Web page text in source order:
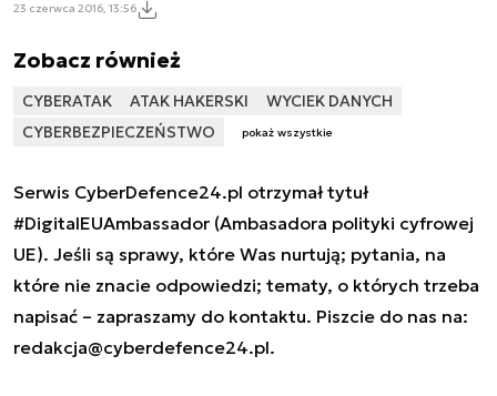
23 czerwca 2016, 13:56
Zobacz również
CYBERATAK ATAK HAKERSKI
WYCIEK DANYCH
CYBERBEZPIECZEŃSTWO
pokaż wszystkie
Serwis CyberDefence24.pl otrzymał tytuł
#DigitalEUAmbassador (Ambasadora polityki cyfrowej
UE). Jeśli są sprawy, które Was nurtują; pytania, na
które nie znacie odpowiedzi; tematy, o których trzeba
napisać – zapraszamy do kontaktu. Piszcie do nas na:
redakcja@cyberdefence24.pl.